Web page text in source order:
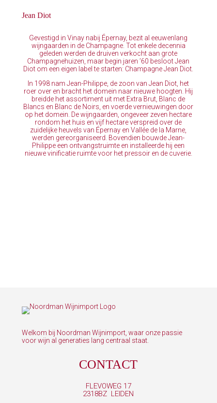
Jean Diot
Gevestigd in Vinay nabij Épernay, bezit al eeuwenlang
wijngaarden in de Champagne. Tot enkele decennia
geleden werden de druiven verkocht aan grote
Champagnehuizen, maar begin jaren ’60 besloot Jean
Diot om een eigen label te starten: Champagne Jean Diot.
In 1998 nam Jean-Philippe, de zoon van Jean Diot, het
roer over en bracht het domein naar nieuwe hoogten. Hij
breidde het assortiment uit met Extra Brut, Blanc de
Blancs en Blanc de Noirs, en voerde vernieuwingen door
op het domein. De wijngaarden, ongeveer zeven hectare
rondom het huis en vijf hectare verspreid over de
zuidelijke heuvels van Épernay en Vallée de la Marne,
werden gereorganiseerd. Bovendien bouwde Jean-
Philippe een ontvangstruimte en installeerde hij een
nieuwe vinificatie ruimte voor het pressoir en de cuverie.
Welkom bij Noordman Wijnimport, waar onze passie
voor wijn al generaties lang centraal staat.
CONTACT
FLEVOWEG 17
2318BZ LEIDEN